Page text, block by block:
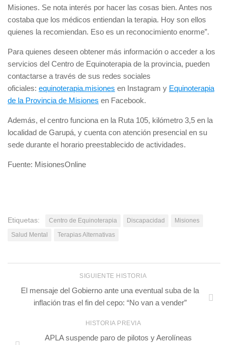
Misiones. Se nota interés por hacer las cosas bien. Antes nos
costaba que los médicos entiendan la terapia. Hoy son ellos
quienes la recomiendan. Eso es un reconocimiento enorme”.
Para quienes deseen obtener más información o acceder a los
servicios del Centro de Equinoterapia de la provincia, pueden
contactarse a través de sus redes sociales
oficiales: equinoterapia.misiones en Instagram y Equinoterapia
de la Provincia de Misiones en Facebook.
Además, el centro funciona en la Ruta 105, kilómetro 3,5 en la
localidad de Garupá, y cuenta con atención presencial en su
sede durante el horario preestablecido de actividades.
Fuente: MisionesOnline
Etiquetas: Centro de Equinoterapia Discapacidad
Misiones
Salud Mental
Terapias Alternativas
SIGUIENTE HISTORIA
El mensaje del Gobierno ante una eventual suba de la
inflación tras el fin del cepo: “No van a vender”
HISTORIA PREVIA
APLA suspende paro de pilotos y Aerolíneas